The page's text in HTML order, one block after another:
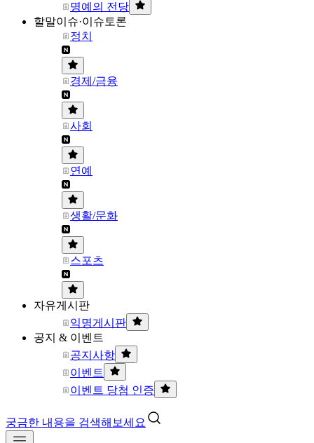
명예의 전당
할말이슈·이슈토론
정치
경제/금융
사회
연예
생활/문화
스포츠
자유게시판
익명게시판
공지 & 이벤트
공지사항
이벤트
이벤트 당첨 인증
궁금한 내용을 검색해보세요